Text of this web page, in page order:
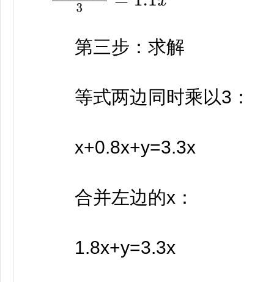
第三步：求解
等式两边同时乘以3：
x+0.8x+y=3.3x
合并左边的x：
1.8x+y=3.3x